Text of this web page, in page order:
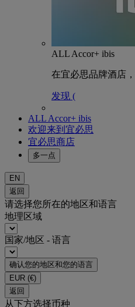
ALL Accor+ ibis
在宜必思品牌酒店，
发现 (
ALL Accor+ ibis
欢迎来到宜必思
宜必思商店
多一点
EN
返回
请选择您所在的地区和语言
地理区域
国家/地区 - 语言
确认您的地区和您的语言
EUR (€)
返回
从下方选择币种